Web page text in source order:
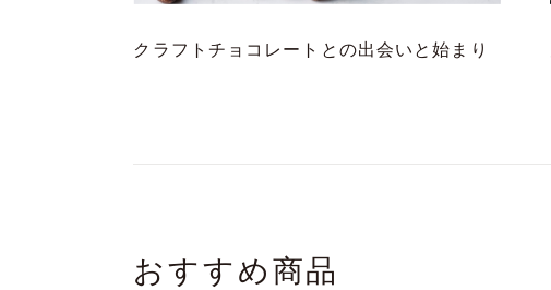
クラフトチョコレートとの出会いと始まり
おすすめ商品